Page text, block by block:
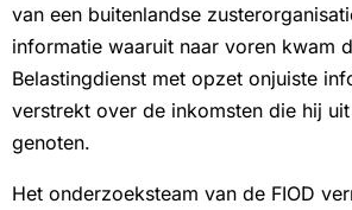
van een buitenlandse
informatie waaruit naar voren kwam
Belastingdienst met opzet onjuiste
verstrekt over de inkomsten die hij
genoten.
Het onderzoeksteam van de FIOD